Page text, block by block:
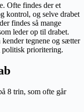
Ofte findes der et
kontrol, og selve drabet
findes så mange
leder op til drabet.
tegnene og sætter
prioritering.
8 trin, som ofte går